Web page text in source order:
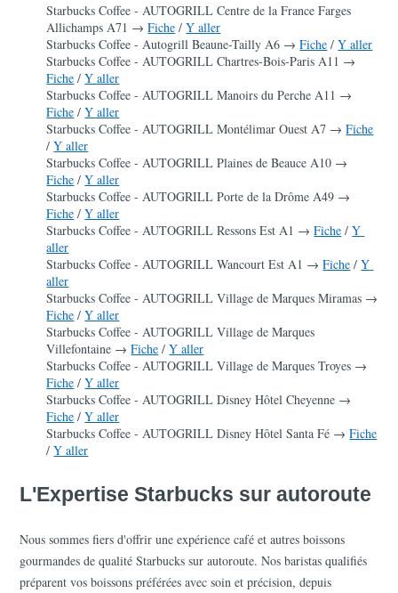
Starbucks Coffee - AUTOGRILL Centre de la France Farges
Allichamps A71 → Fiche / Y aller
Starbucks Coffee - Autogrill Beaune-Tailly A6 → Fiche / Y aller
Starbucks Coffee - AUTOGRILL Chartres-Bois-Paris A11 →
Fiche / Y aller
Starbucks Coffee - AUTOGRILL Manoirs du Perche A11 →
Fiche / Y aller
Starbucks Coffee - AUTOGRILL Montélimar Ouest A7 → Fiche
/ Y aller
Starbucks Coffee - AUTOGRILL Plaines de Beauce A10 →
Fiche / Y aller
Starbucks Coffee - AUTOGRILL Porte de la Drôme A49 →
Fiche / Y aller
Starbucks Coffee - AUTOGRILL Ressons Est A1 → Fiche / Y
aller
Starbucks Coffee - AUTOGRILL Wancourt Est A1 → Fiche / Y
aller
Starbucks Coffee - AUTOGRILL Village de Marques Miramas →
Fiche / Y aller
Starbucks Coffee - AUTOGRILL Village de Marques
Villefontaine → Fiche / Y aller
Starbucks Coffee - AUTOGRILL Village de Marques Troyes →
Fiche / Y aller
Starbucks Coffee - AUTOGRILL Disney Hôtel Cheyenne →
Fiche / Y aller
Starbucks Coffee - AUTOGRILL Disney Hôtel Santa Fé → Fiche
/ Y aller
L'Expertise Starbucks sur autoroute
Nous sommes fiers d'offrir une expérience café et autres boissons
gourmandes de qualité Starbucks sur autoroute. Nos baristas qualifiés
préparent vos boissons préférées avec soin et précision, depuis